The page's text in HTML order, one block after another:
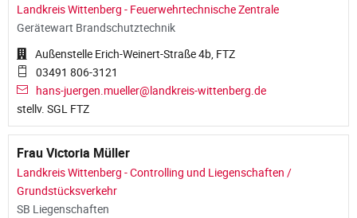
Landkreis Wittenberg - Feuerwehrtechnische Zentrale
Gerätewart Brandschutztechnik
Außenstelle Erich-Weinert-Straße 4b, FTZ
03491 806-3121
hans-juergen.mueller@landkreis-wittenberg.de
stellv. SGL FTZ
Frau Victoria Müller
Landkreis Wittenberg - Controlling und Liegenschaften /
Grundstücksverkehr
SB Liegenschaften